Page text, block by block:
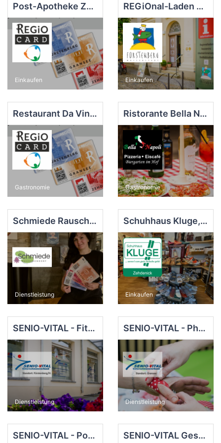
Post-Apotheke Zehdenick
Einkaufen
REGiOnal-Laden & TI Fürstenberg/H.
Einkaufen
Restaurant Da Vinci, Zehdenick
Gastronomie
Ristorante Bella Napoli, Fürstenberg
Gastronomie
Schmiede Rauschendorf
Dienstleistung
Schuhhaus Kluge, Zehdenick
Einkaufen
SENIO-VITAL - Fitness GuTZ, Fürstenberg
Dienstleistung
SENIO-VITAL - Physiotherapie Gransee
Dienstleistung
SENIO-VITAL - Podologie Gransee SENIO-VITAL Gesundheits- & Therapiezentrum, Fürstenberg